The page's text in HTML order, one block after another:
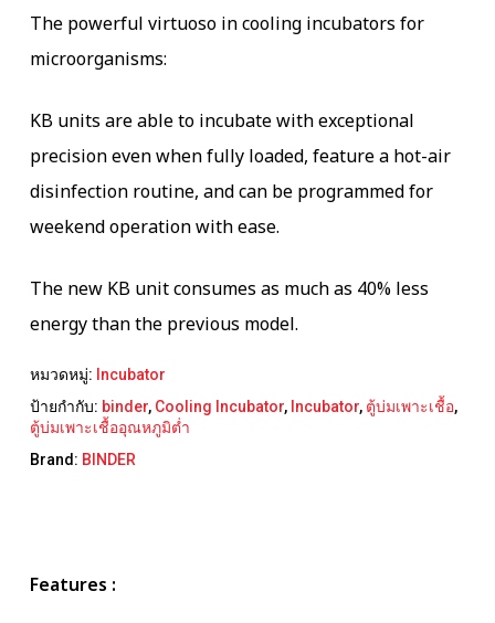
The powerful virtuoso in cooling incubators for
microorganisms:
KB units are able to incubate with exceptional
precision even when fully loaded, feature a hot-air
disinfection routine, and can be programmed for
weekend operation with ease.
The new KB unit consumes as much as 40% less
energy than the previous model.
หมวดหมู่: Incubator
ป้ายกำกับ: binder, Cooling Incubator, Incubator, ตู้บ่มเพาะเชื้อ,
ตู้บ่มเพาะเชื้ออุณหภูมิต่ำ
Brand: BINDER
Features :